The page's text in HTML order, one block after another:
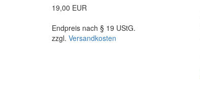
19,00 EUR
Endpreis nach § 19 UStG.
zzgl. Versandkosten